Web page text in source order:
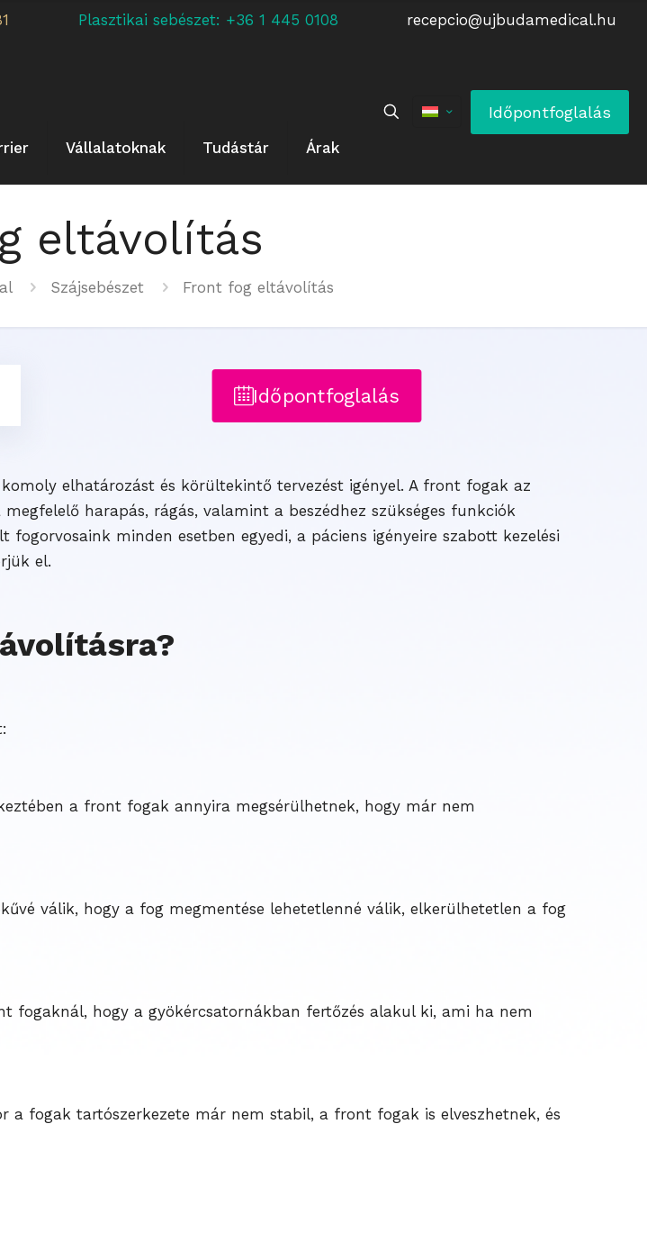
Plasztikai sebészet: +36 1 445 0108 recepcio@ujbudamedical.hu
Vállalatoknak Tudástár Árak
Időpontfoglalás
eltávolítás
Szájsebészet Front fog eltávolítás
Időpontfoglalás
elhatározást és körültekintő tervezést igényel. A front fogak az
harapás, rágás, valamint a beszédhez szükséges funkciók
minden esetben egyedi, a páciens igényeire szabott kezelési
el.
a front fogak annyira megsérülhetnek, hogy már nem
válik, hogy a fog megmentése lehetetlenné válik, elkerülhetetlen a fog
fogaknál, hogy a gyökércsatornákban fertőzés alakul ki, ami ha nem
a fogak tartószerkezete már nem stabil, a front fogak is elveszhetnek, és